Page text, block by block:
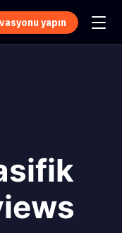
yapın